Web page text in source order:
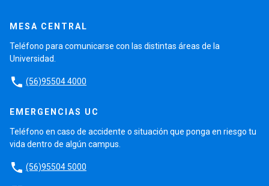
MESA CENTRAL
Teléfono para comunicarse con las distintas áreas de la
Universidad.
phone (56)95504 4000
EMERGENCIAS UC
Teléfono en caso de accidente o situación que ponga en riesgo tu
vida dentro de algún campus.
phone (56)95504 5000